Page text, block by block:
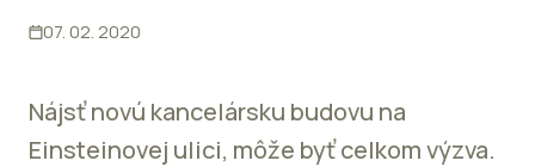
07. 02. 2020
Nájsť novú kancelársku budovu na
Einsteinovej ulici, môže byť celkom výzva.